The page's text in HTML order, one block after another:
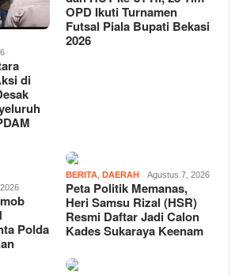
di
OPD Ikuti Turnamen
Futsal Piala Bupati Bekasi
2026
Polda
BERITA DAERAH Agustus 7, 2026
Peta Politik Memanas,
Heri Samsu Rizal (HSR)
Resmi Daftar Jadi Calon
Kades Sukaraya Keenam